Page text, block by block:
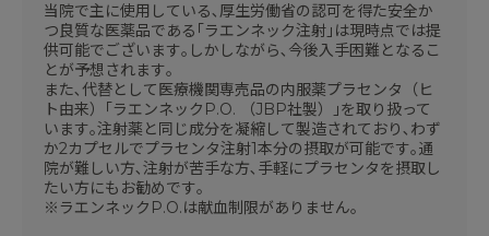
当院で主に使用している､厚生労働省の認可を得た安全か
つ良質な医薬品である｢ラエンネック注射｣は現時点では提
供可能でございます｡しかしながら､今後入手困難となるこ
とが予想されます｡
また､代替として医療機関専売品の内服薬プラセンタ（ヒ
ト由来）｢ラエンネックP.O. （JBP社製）｣を取り扱って
います｡注射薬と同じ成分を凝縮して製造されており､わず
か2カプセルでプラセンタ注射1本分の摂取が可能です｡通
院が難しい方､注射が苦手な方､手軽にプラセンタを摂取し
たい方にもお勧めです｡
※ラエンネックP.O.は献血制限がありません｡